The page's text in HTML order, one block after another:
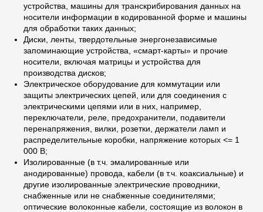
устройства, машины для транскрибирования данных на
носители информации в кодированной форме и машины
для обработки таких данных;
Диски, ленты, твердотельные энергонезависимые
запоминающие устройства, «смарт-карты» и прочие
носители, включая матрицы и устройства для
производства дисков;
Электрическое оборудование для коммутации или
защиты электрических цепей, или для соединения с
электрическими цепями или в них, например,
переключатели, реле, предохранители, подавители
перенапряжения, вилки, розетки, держатели ламп и
распределительные коробки, напряжение которых <= 1
000 В;
Изолированные (в т.ч. эмалированные или
анодированные) провода, кабели (в т.ч. коаксиальные) и
другие изолированные электрические проводники,
снабженные или не снабженные соединителями;
оптические волоконные кабели, состоящие из волокон в